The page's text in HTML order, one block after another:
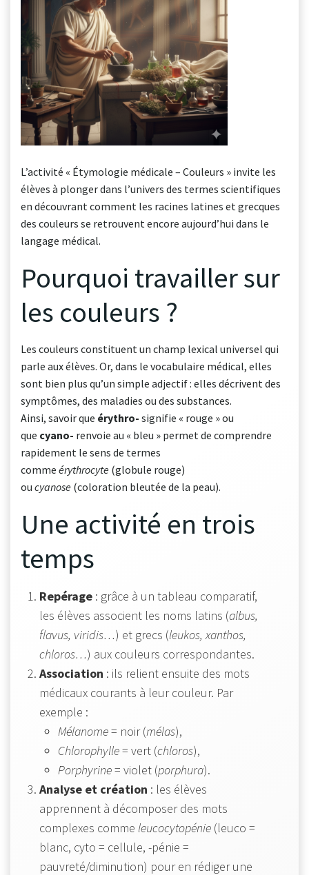
L’activité « Étymologie médicale – Couleurs » invite les
élèves à plonger dans l’univers des termes scientifiques
en découvrant comment les racines latines et grecques
des couleurs se retrouvent encore aujourd’hui dans le
langage médical.
Pourquoi travailler sur
les couleurs ?
Les couleurs constituent un champ lexical universel qui
parle aux élèves. Or, dans le vocabulaire médical, elles
sont bien plus qu’un simple adjectif : elles décrivent des
symptômes, des maladies ou des substances.
Ainsi, savoir que érythro- signifie « rouge » ou
que cyano- renvoie au « bleu » permet de comprendre
rapidement le sens de termes
comme érythrocyte (globule rouge)
ou cyanose (coloration bleutée de la peau).
Une activité en trois
temps
Repérage : grâce à un tableau comparatif,
les élèves associent les noms latins (albus,
flavus, viridis…) et grecs (leukos, xanthos,
chloros…) aux couleurs correspondantes.
Association : ils relient ensuite des mots
médicaux courants à leur couleur. Par
exemple :
Mélanome= noir (mélas),
Chlorophylle= vert (chloros),
Porphyrine= violet (porphura).
Analyse et création : les élèves
apprennent à décomposer des mots
complexes comme leucocytopénie (leuco =
blanc, cyto = cellule, -pénie =
pauvreté/diminution) pour en rédiger une